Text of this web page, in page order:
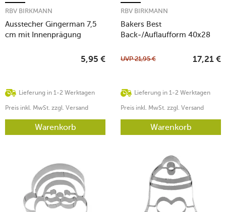
Ausstecher Gingerman 7,5
cm mit Innenprägung
RBV BIRKMANN
Lieferung in 1-2 Werktagen
5,95 €
Preis inkl. MwSt. zzgl. Versand
Warenkorb
Bakers Best
Back-/Auflaufform 40x28
RBV BIRKMANN
Lieferung in 1-2 Werktagen
UVP21,95 € 17,21 €
Preis inkl. MwSt. zzgl. Versand
Warenkorb